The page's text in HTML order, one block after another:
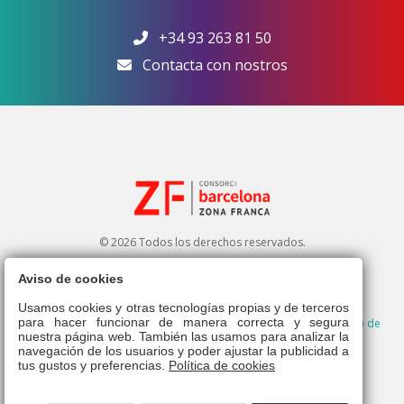
+34 93 263 81 50
Contacta con nostros
© 2026 Todos los derechos reservados.
Aviso legal| Política de privacidad|Política de cookies |Derecho de
admisión |Canal ético|
Aviso de cookies
Usamos cookies y otras tecnologías propias y de terceros
para hacer funcionar de manera correcta y segura
nuestra página web. También las usamos para analizar la
navegación de los usuarios y poder ajustar la publicidad a
tus gustos y preferencias. Política de cookies